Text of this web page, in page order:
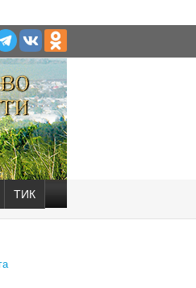
ТИК